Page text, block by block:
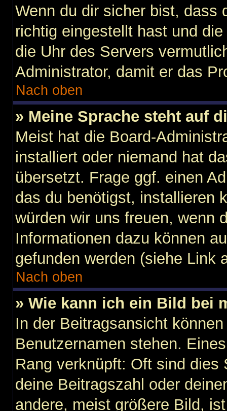
Wenn du dir sicher bist, dass
richtig eingestellt hast und
die Uhr des Servers
Administrator, damit er das
Nach oben
» Meine Sprache steht auf
Meist hat die Board-
installiert oder niemand hat
übersetzt. Frage ggf. einen
das du benötigst, installieren
würden wir uns freuen, wenn
Informationen dazu können
gefunden werden (siehe Link
Nach oben
» Wie kann ich ein Bild bei
In der Beitragsansicht
Benutzernamen stehen.
Rang verknüpft: Oft sind
deine Beitragszahl oder
andere, meist größere Bild,